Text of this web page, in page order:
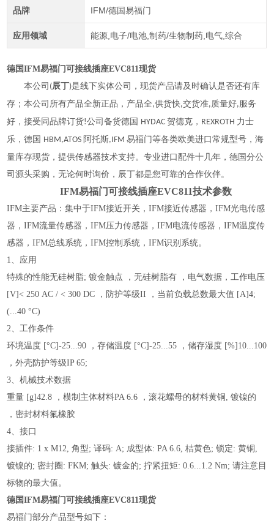
品牌 IFM/德国易福门
应用领域 能源,电子/电池,制药/生物制药,电气,综合
德国IFM易福门可接线插座EVC811现货
本公司 (辰丁)是线下实体公司，现货产品请及时确认是否还有库
存；本公司所有产品全新正品 ，产品全,供货快,交货准,质量好,服务
好，接受同品牌订货!公司备货德国 HYDAC贺德克， REXROTH 力士
乐，德国 HBM,ATOS 阿托斯,IFM易福门等各类欧美进口常规型号，海
量库存现货，提供传感器技术支持。专业进口配件十几年，德国分公
司源头采购，无论何时询价，辰丁都是您可靠的合作伙伴。
IFM易福门可接线插座EVC811技术参数
IFM主要产品：集中于IFM接近开关，IFM接近传感器，IFM光电传感
器，IFM流量传感器，IFM压力传感器，IFM电流传感器，IFM温度传
感器，IFM总线系统，IFM控制系统，IFM识别系统。
1、应用
特殊的性能无硅树脂; 镀金触点 ，无硅树脂有 ，电气数据，工作电压
[V]< 250 AC / < 300 DC ，防护等级II ，当前负载总数最大值 [A]4;
(...40 °C)
2、工作条件
环境温度 [°C]-25...90 ，存储温度 [°C]-25...55 ，储存湿度 [%]10...100
，外壳防护等级IP 65;
3、机械技术数据
重量 [g]42.8 ，模制主体材料PA 6.6 ，滚花螺母的材料黄铜, 镀镍的
，密封材料氟橡胶
4、接口
接插件: 1 x M12, 角型; 译码: A; 成型体: PA 6.6, 桔黄色; 锁定: 黄铜,
镀镍的; 密封圈: FKM; 触头: 镀金的; 拧紧扭矩: 0.6...1.2 Nm; 请注意目
标物的最大值。
德国IFM易福门可接线插座EVC811现货
易福门部分产品型号如下：